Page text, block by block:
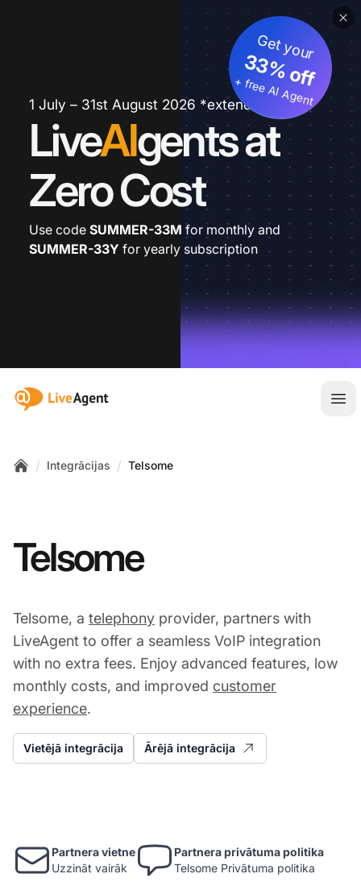
1 July – 31st August 2026 *extended
LiveAIgents at
Zero Cost
Get your
33% off
+ free AI Agent
Use code SUMMER-33M for monthly and
SUMMER-33Y for yearly subscription
:site.title
/ Integrācijas / Telsome
Telsome
Telsome, a telephony provider, partners with
LiveAgent to offer a seamless VoIP integration
with no extra fees. Enjoy advanced features, low
monthly costs, and improved customer
experience.
Vietējā integrācija Ārējā integrācija
Partnera vietne
Uzzināt vairāk
Partnera privātuma politika
Telsome Privātuma politika